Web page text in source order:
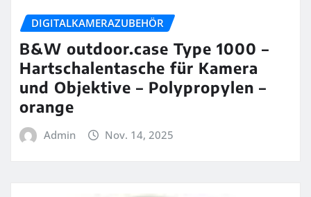
DIGITALKAMERAZUBEHÖR
B&W outdoor.case Type 1000 –
Hartschalentasche für Kamera
und Objektive – Polypropylen –
orange
Admin Nov. 14, 2025